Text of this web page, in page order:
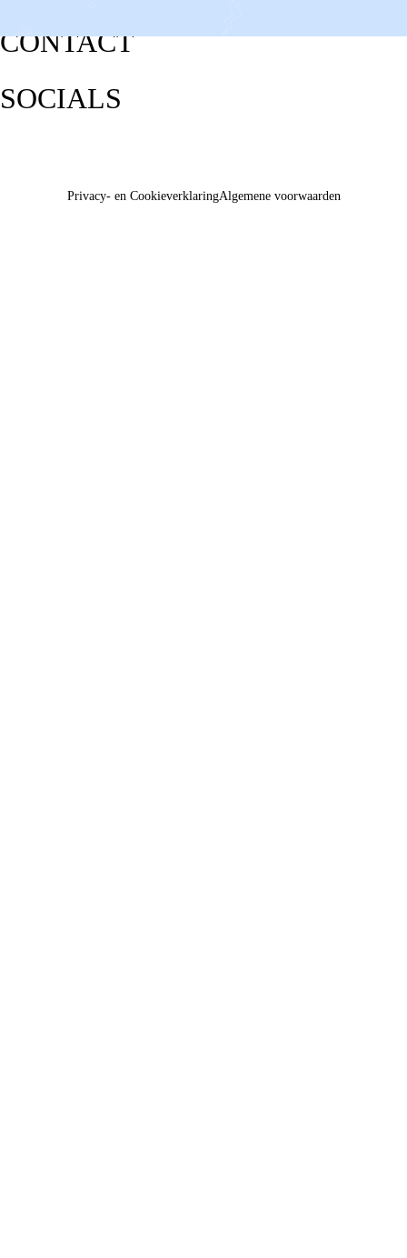
CONTACT
SOCIALS
Privacy- en CookieverklaringAlgemene voorwaarden